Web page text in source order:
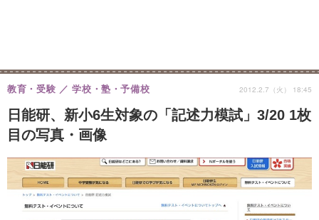
日能研、新小6生対象の「記述力模試」3/20 1枚
目の写真・画像
教育・受験 学校・塾・予備校 2012.2.7（火） 18:45